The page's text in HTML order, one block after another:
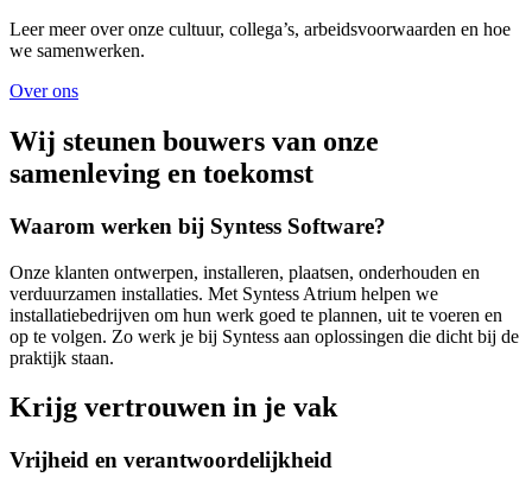
Leer meer over onze cultuur, collega’s, arbeidsvoorwaarden en hoe
we samenwerken.
Over ons
Wij steunen bouwers van onze
samenleving en toekomst
Waarom werken bij Syntess Software?
Onze klanten ontwerpen, installeren, plaatsen, onderhouden en
verduurzamen installaties. Met Syntess Atrium helpen we
installatiebedrijven om hun werk goed te plannen, uit te voeren en
op te volgen. Zo werk je bij Syntess aan oplossingen die dicht bij de
praktijk staan.
Krijg vertrouwen in je vak
Vrijheid en verantwoordelijkheid